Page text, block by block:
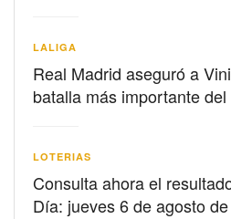
LALIGA
Real Madrid aseguró a
batalla más importante
LOTERIAS
Consulta ahora el
Día: jueves 6 de agosto